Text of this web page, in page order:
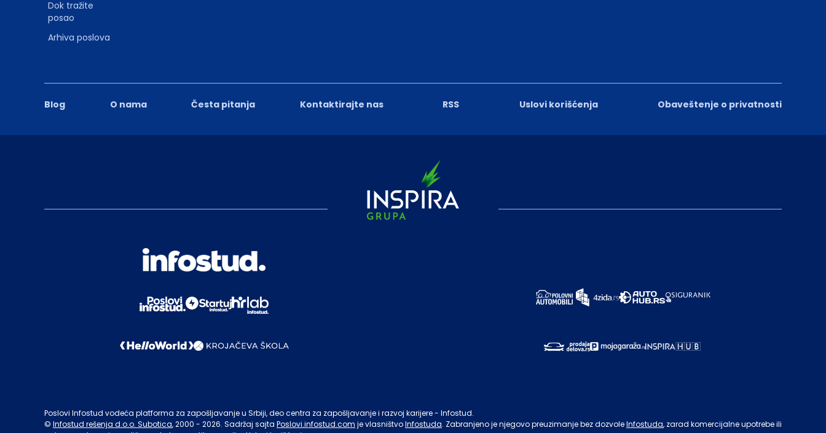
Blog O nama Česta pitanja Kontaktirajte nas RSS Uslovi korišćenja Obaveštenje o privatnosti
Dok tražite
posao
Arhiva poslova
Poslovi Infostud vodeća platforma za zapošljavanje u Srbiji, deo centra za zapošljavanje i razvoj karijere - Infostud.
© Infostud rešenja d.o.o. Subotica, 2000 - 2026. Sadržaj sajta Poslovi.infostud.com je vlasništvoInfostuda. Zabranjeno je njegovo preuzimanje bez dozvoleInfostuda, zarad komercijalne upotrebe ili